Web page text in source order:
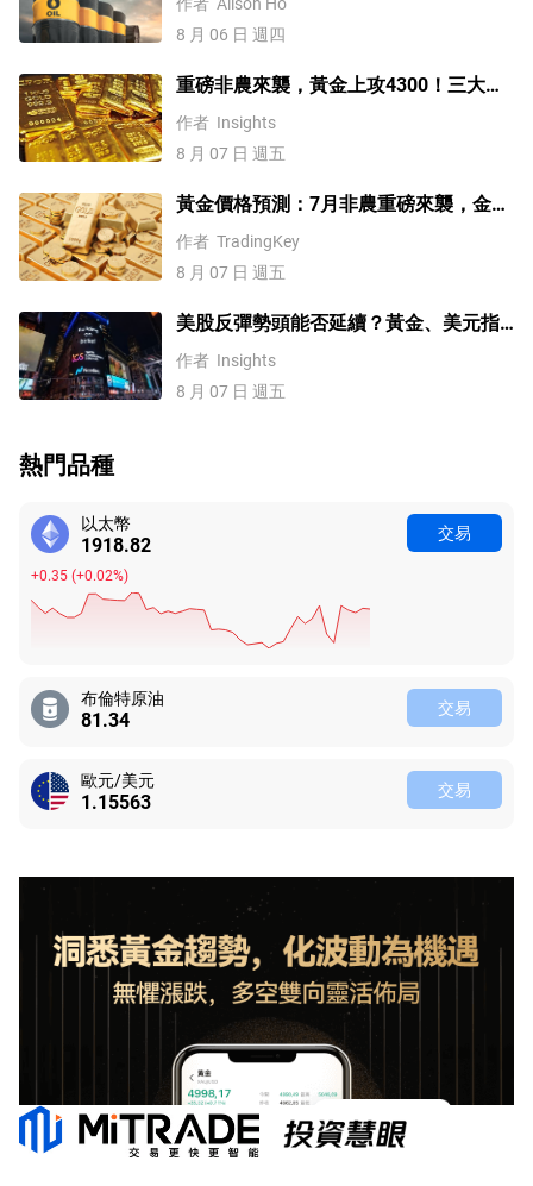
8 月 06 日 週四
重磅非農來襲，黃金上攻4300！三大因
素預示金價升勢有望延續
作者 Insights
8 月 07 日 週五
黃金價格預測：7月非農重磅來襲，金價
站上4300美元後還能漲嗎？
作者 TradingKey
8 月 07 日 週五
美股反彈勢頭能否延續？黃金、美元指
數、費半指數、納指100技術分析
作者 Insights
8 月 07 日 週五
熱門品種
以太幣
1918.82
+0.35(+0.02%)
交易
布倫特原油
81.34 交易
歐元/美元
1.15563 交易